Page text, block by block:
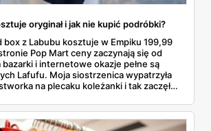
oryginał i jak nie kupić podróbki?
box z Labubu kosztuje w Empiku 199,99
Pop Mart ceny zaczynają się od
bazarki i internetowe okazje pełne są
Lafufu. Moja siostrzenica wypatrzyła
na plecaku koleżanki i tak zaczęło
poznać, że sprzedawca nie wciska nam
wszystko, czego się dowiedziałam —